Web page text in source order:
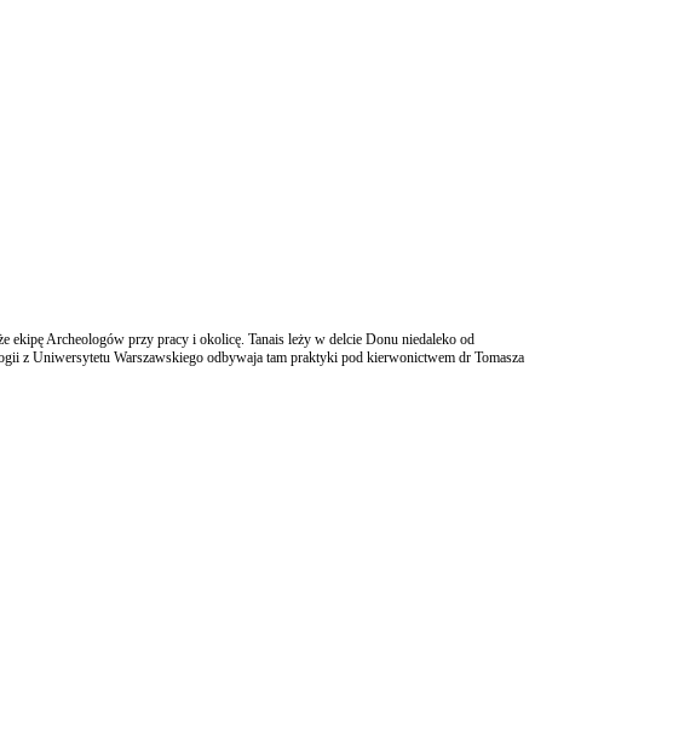
ekipę Archeologów przy pracy i okolicę. Tanais leży w delcie Donu niedaleko od
z Uniwersytetu Warszawskiego odbywaja tam praktyki pod kierwonictwem dr Tomasza